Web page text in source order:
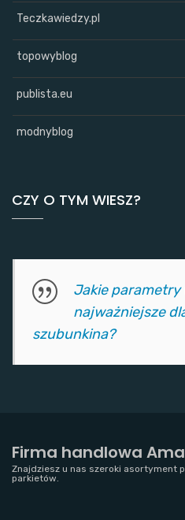
Teczkawiedzy.pl
topowyblog
publista.eu
modnyblog
CZY O TYM WIESZ?
Jakie parametry
najważniejsze
szubunkina?
Firma handlowa
Znajdziesz u nas szeroki asortyment
parkietów.